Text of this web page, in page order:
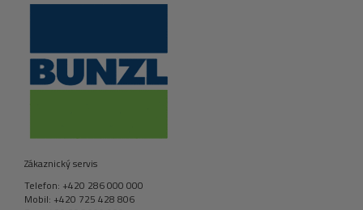
Zákaznický servis
Telefon: +420 286 000 000
Mobil: +420 725 428 806